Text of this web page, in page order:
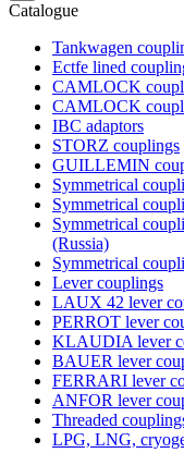
Catalogue
Tankwagen
Ectfe lined
CAMLOCK
CAMLOCK
IBC adaptors
STORZ couplings
GUILLEMIN
Symmetrical
Symmetrical
Symmetrical
(Russia)
Symmetrical
Lever couplings
LAUX 42 lever
PERROT lever
KLAUDIA lever
BAUER lever
FERRARI lever
ANFOR lever
Threaded
LPG, LNG,